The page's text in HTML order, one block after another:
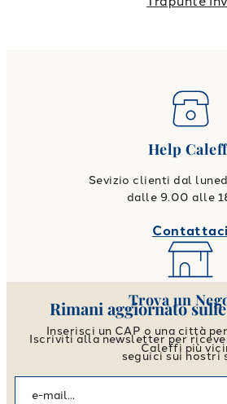
Help
Sevizio clienti dal
dalle 9.00 alle
Contattaci
Trova un
Inserisci un CAP o una città
Caleffi più
Vai allo store
Rimani aggiornato
Iscriviti alla newsletter per
seguici sui nostri